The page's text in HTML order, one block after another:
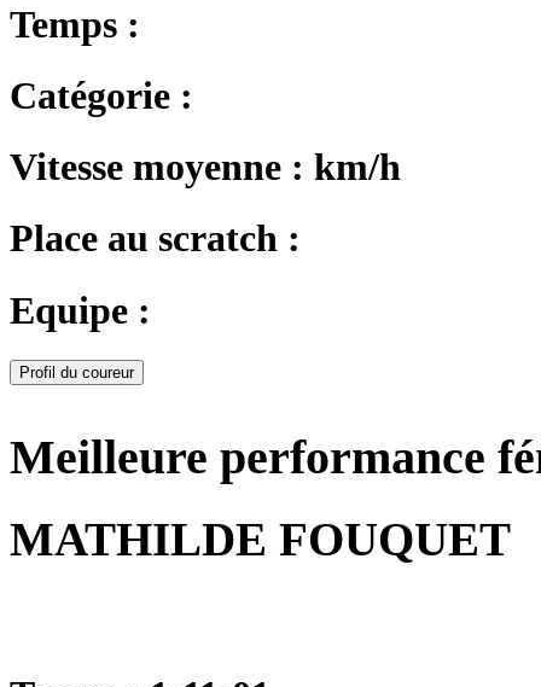
Temps :
Catégorie :
Vitesse moyenne : km/h
Place au scratch :
Equipe :
Profil du coureur
Meilleure performance
MATHILDE FOUQUET